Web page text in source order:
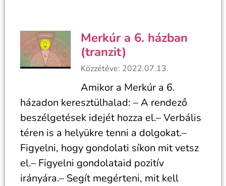
Merkúr a 6. házban
(tranzit)
Közzétéve: 2022.07.13.
Amikor a Merkúr a 6.
házadon keresztülhalad: – A rendező
beszélgetések idejét hozza el.– Verbális
téren is a helyükre tenni a dolgokat.–
Figyelni, hogy gondolati síkon mit vetsz
el.– Figyelni gondolataid pozitív
irányára.– Segít megérteni, mit kell